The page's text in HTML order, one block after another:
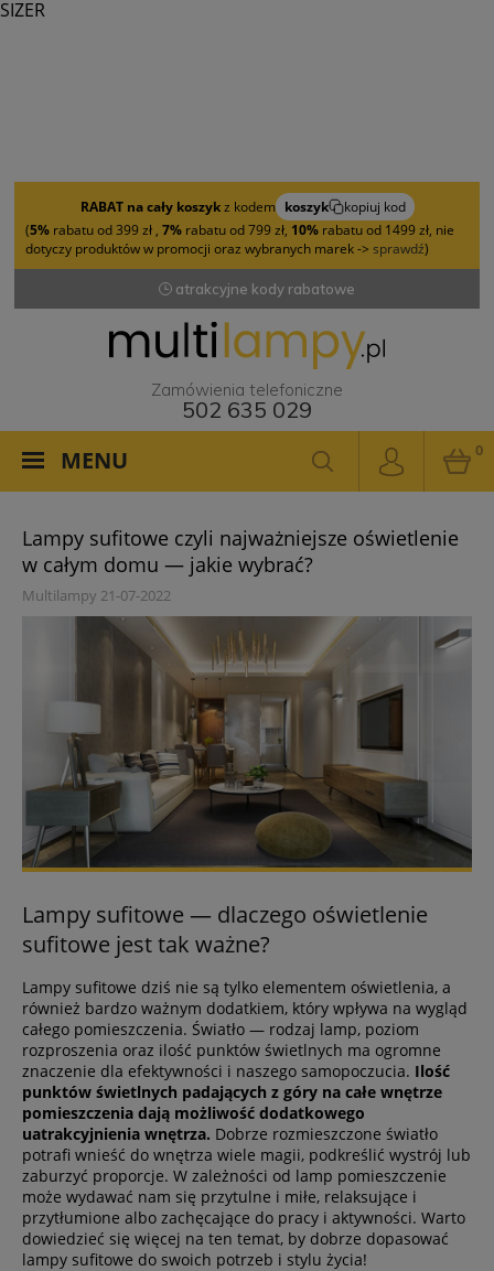
RABAT na cały koszykz kodem koszyk
kopiuj kod
(5% rabatu od 399 zł , 7% rabatu od 799 zł, 10% rabatu od 1499 zł, nie
dotyczy produktów w promocji oraz wybranych marek -> sprawdź)
atrakcyjne kody rabatowe
Zamówienia telefoniczne
502 635 029
MENU 0
Lampy sufitowe czyli najważniejsze oświetlenie
w całym domu — jakie wybrać?
Multilampy 21-07-2022
Lampy sufitowe — dlaczego oświetlenie
sufitowe jest tak ważne?
Lampy sufitowe dziś nie są tylko elementem oświetlenia, a
również bardzo ważnym dodatkiem, który wpływa na wygląd
całego pomieszczenia. Światło — rodzaj lamp, poziom
rozproszenia oraz ilość punktów świetlnych ma ogromne
znaczenie dla efektywności i naszego samopoczucia. Ilość
punktów świetlnych padających z góry na całe wnętrze
pomieszczenia dają możliwość dodatkowego
uatrakcyjnienia wnętrza. Dobrze rozmieszczone światło
potrafi wnieść do wnętrza wiele magii, podkreślić wystrój lub
zaburzyć proporcje. W zależności od lamp pomieszczenie
może wydawać nam się przytulne i miłe, relaksujące i
przytłumione albo zachęcające do pracy i aktywności. Warto
dowiedzieć się więcej na ten temat, by dobrze dopasować
lampy sufitowe do swoich potrzeb i stylu życia!
SIZER